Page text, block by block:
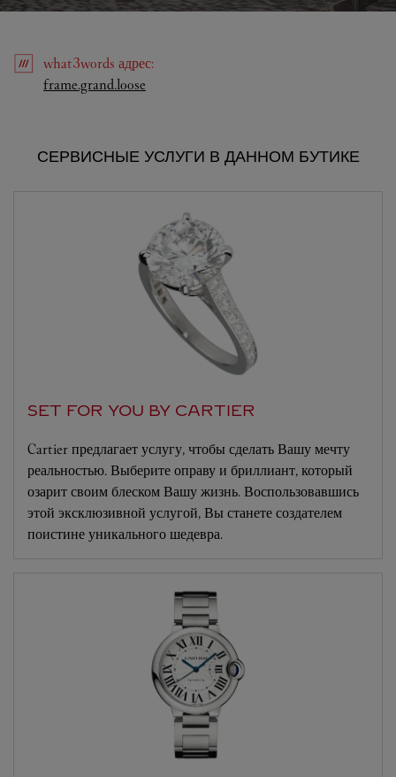
what3words адрес:
frame.grand.loose
СЕРВИСНЫЕ УСЛУГИ В ДАННОМ БУТИКЕ
SET FOR YOU BY CARTIER
Cartier предлагает услугу, чтобы сделать Вашу мечту
реальностью. Выберите оправу и бриллиант, который
озарит своим блеском Вашу жизнь. Воспользовавшись
этой эксклюзивной услугой, Вы станете создателем
поистине уникального шедевра.